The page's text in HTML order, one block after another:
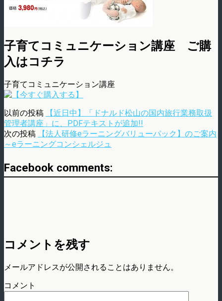
子育てコミュニケーション講座 ご購
入はコチラ
子育てコミュニケーション講座
以前の投稿
【近日中】「ドナルド松山の国内旅行業務取扱
管理者講座」に、PDFテキストが追加!!
次の投稿
【法人研修eラーニングバリューパック】のご案内
～eラーニングコンシェルジュ
Facebook comments:
コメントを残す
メールアドレスが公開されることはありません。
コメント